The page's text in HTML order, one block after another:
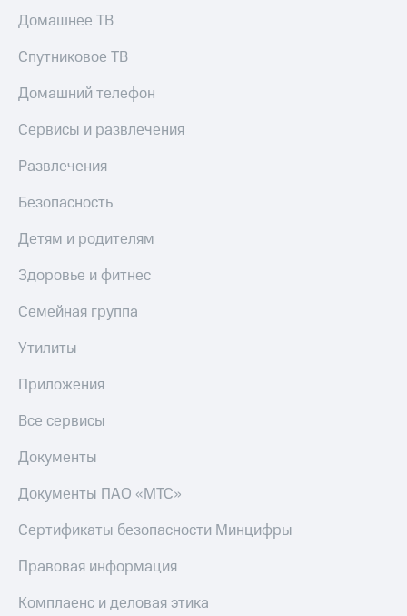
Домашнее ТВ
Спутниковое ТВ
Домашний телефон
Сервисы и развлечения
Развлечения
Безопасность
Детям и родителям
Здоровье и фитнес
Семейная группа
Утилиты
Приложения
Все сервисы
Документы
Документы ПАО «МТС»
Сертификаты безопасности Минцифры
Правовая информация
Комплаенс и деловая этика